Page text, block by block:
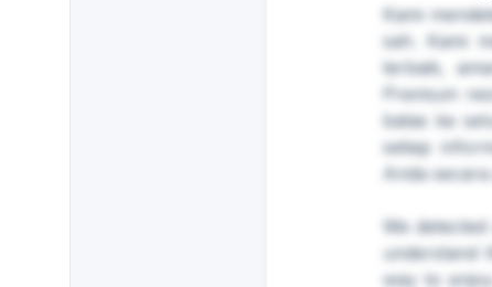
Kami
sah. Kami
terbaik,
Premium
batas ke
setiap
Anda
⁠We
understand
way to